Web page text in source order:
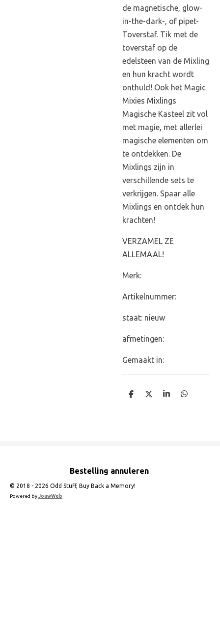
de magnetische, glow-
in-the-dark-, of pipet-
Toverstaf. Tik met de
toverstaf op de
edelsteen van de Mixling
en hun kracht wordt
onthuld! Ook het Magic
Mixies Mixlings
Magische Kasteel zit vol
met magie, met allerlei
magische elementen om
te ontdekken. De
Mixlings zijn in
verschillende sets te
verkrijgen. Spaar alle
Mixlings en ontdek hun
krachten!
VERZAMEL ZE
ALLEMAAL!
Merk:
Artikelnummer:
staat: nieuw
afmetingen:
Gemaakt in:
D
D
S
D
Bestelling annuleren
© 2018 - 2026 Odd Stuff, Buy Back a Memory!
Powered byJouwWeb